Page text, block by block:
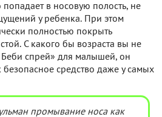
попадает в носовую полость, не
у ребенка. При этом
полностью покрыть
С какого бы возраста вы не
Беби спрей» для малышей, он
безопасное средство даже у самых
промывание носа как